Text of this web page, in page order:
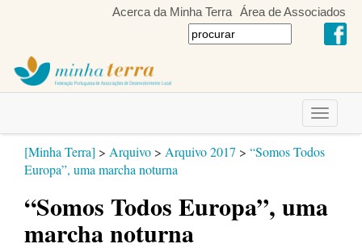
Acerca da Minha Terra Área de Associados
Toggle
[Minha Terra] > Arquivo > Arquivo 2017 > “Somos Todos
Europa”, uma marcha noturna
“Somos Todos Europa”, uma
marcha noturna